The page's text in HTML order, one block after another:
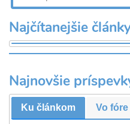
Najčítanejšie
Najnovšie
Ku článkom Vo fóre